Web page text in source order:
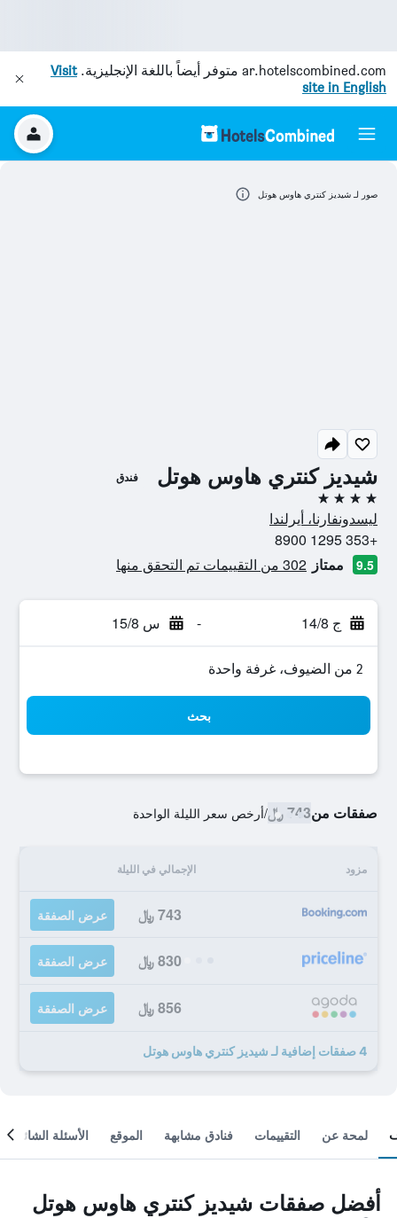
ar.hotelscombined.com متوفر أيضاً باللغة الإنجليزية.Visit
site in English
شيديز كنتري هاوس هوتل فندق
4 نجوم
ليسدونفارنا، أيرلندا
+353 1295 8900
9.5 ممتاز 302 من التقييمات تم التحقق منها
ج 14/8 - س 15/8
2 من الضيوف، غرفة واحدة
بحث
صفقات من743 ﷼ /أرخص سعر الليلة الواحدة
مزود الإجمالي في الليلة
743 ﷼ عرض الصفقة
830 ﷼ عرض الصفقة
856 ﷼ عرض الصفقة
4 صفقات إضافية لـ شيديز كنتري هاوس هوتل
صور لـ شيديز كنتري هاوس هوتل
لمحة عن التقييمات فنادق مشابهة الموقع الأسئلة الشائعة
أفضل صفقات شيديز كنتري هاوس هوتل